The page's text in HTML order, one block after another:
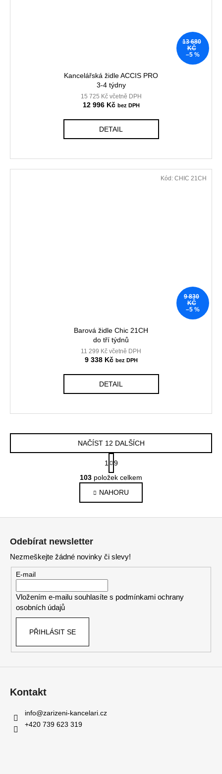
13 680
KČ
–5 %
Kancelářská židle ACCIS PRO
3-4 týdny
15 725 Kč včetně DPH
12 996 Kč
DETAIL
9 830
KČ
–5 %
Barová židle Chic 21CH
do tří týdnů
11 299 Kč včetně DPH
9 338 Kč
DETAIL
Kód: CHIC 21CH
O
v
l
á
d
p
k
u
NAČÍST 12 DALŠÍCH
S
t
r
á
n
k
1
9
103 položek celkem
NAHORU
Odebírat newsletter
Nezmeškejte žádné novinky či slevy!
E-mail
Vložením e-mailu souhlasíte s podmínkami ochrany
osobních údajů
PŘIHLÁSIT SE
Kontakt
info@zarizeni-kancelari.cz
+420 739 623 319